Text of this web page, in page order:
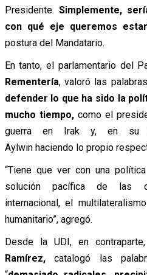
Presidente. Simplemente,
con qué eje queremos estar
postura del Mandatario.
En tanto, el parlamentario del
Rementería, valoró las
defender lo que ha sido la
mucho tiempo,como el
guerra en Irak y, en su
Aylwin haciendo lo propio
“Tiene que ver con una
solución pacífica de las
internacional, el
humanitario”, agregó.
Desde la UDI, en
Ramírez,catalogó las